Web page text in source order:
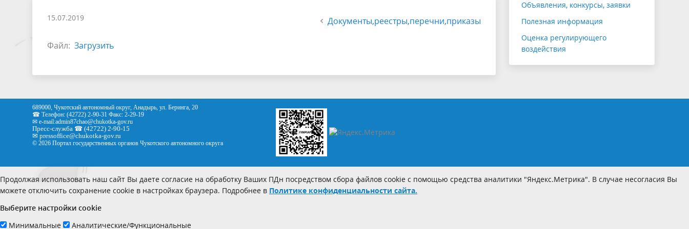
15.07.2019 Документы,реестры,перечни,приказы
Файл: Загрузить
Объявления, конкурсы, заявки
Полезная информация
Оценка регулирующего
воздействия
689000, Чукотский автономный округ, Анадырь, ул. Беринга, 20
☎ Телефон: (42722) 2-90-31 Факс: 2-29-19
✉ e-mail:admin87chao@chukotka-gov.ru
Пресс-служба ☎ (42722) 2-90-15
✉ pressoffice@chukotka-gov.ru
© 2026 Портал государственных органов Чукотского автономного округа
Продолжая использовать наш сайт Вы даете согласие на обработку Ваших ПДн посредством сбора файлов cookie с помощью средства аналитики "Яндекс.Метрика". В случае несогласия Вы
можете отключить сохранение cookie в настройках браузера. Подробнее в Политике конфиденциальности сайта.
Выберите настройки cookie
Минимальные
Аналитические/Функциональные